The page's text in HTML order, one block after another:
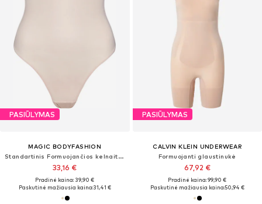
PASIŪLYMAS
MAGIC BODYFASHION
Standartinis Formuojančios kelnaitės
33,16 €
Pradinė kaina: 39,90 €
Paskutinė mažiausia kaina:31,41 €
PASIŪLYMAS
CALVIN KLEIN UNDERWEAR
Formuojanti glaustinukė
67,92 €
Pradinė kaina: 99,90 €
Paskutinė mažiausia kaina:50,94 €